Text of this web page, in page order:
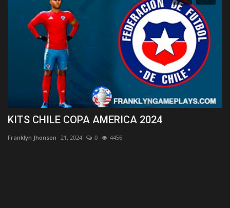
KITS CHILE COPA AMERICA 2024
Franklyn Jhonson 21, 2024 0 4456